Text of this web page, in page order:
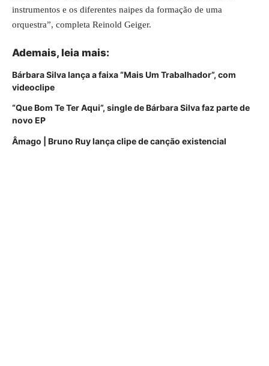
instrumentos e os diferentes naipes da formação de uma
orquestra”, completa Reinold Geiger.
Ademais, leia mais:
Bárbara Silva lança a faixa “Mais Um Trabalhador”, com
videoclipe
“Que Bom Te Ter Aqui”, single de Bárbara Silva faz parte de
novo EP
Âmago | Bruno Ruy lança clipe de canção existencial